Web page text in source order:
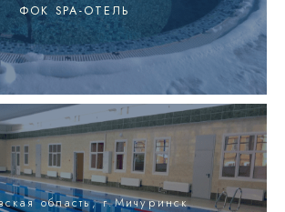
ФОК SPA-ОТЕЛЬ
область, г.Мичуринск